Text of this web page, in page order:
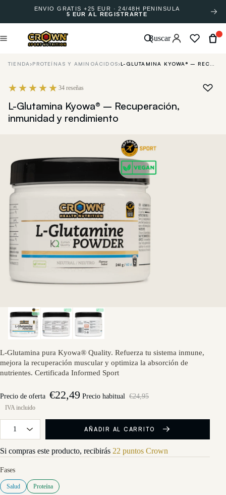
ENVÍO GRATIS +25 EUR · 24/48H PENÍNSULA
5 EUR AL REGISTRARTE
Buscar
TIENDA ›PROTEÍNAS Y AMINOÁCIDOS›
34 reseñas
L-Glutamina Kyowa® – Recuperación,
inmunidad y rendimiento
L-Glutamina pura Kyowa® Quality. Refuerza tu sistema inmune,
mejora la recuperación muscular y optimiza la absorción de
nutrientes. Certificada Informed Sport
Precio de oferta €22,49 Precio habitual €24,95
AÑADIR AL CARRITO
Si compras este producto, recibirás 22 puntos Crown
Fases
Salud Proteína